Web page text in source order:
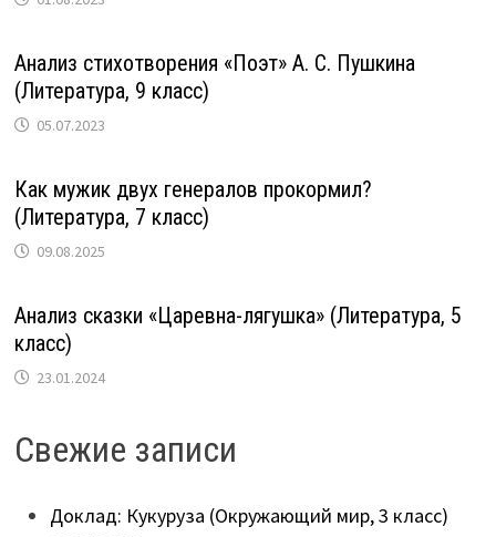
Анализ стихотворения «Поэт» А. С. Пушкина
(Литература, 9 класс)
05.07.2023
Как мужик двух генералов прокормил?
(Литература, 7 класс)
09.08.2025
Анализ сказки «Царевна-лягушка» (Литература, 5
класс)
23.01.2024
Свежие записи
Доклад: Кукуруза (Окружающий мир, 3 класс)